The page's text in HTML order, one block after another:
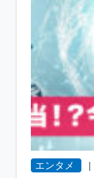
エンタメ |